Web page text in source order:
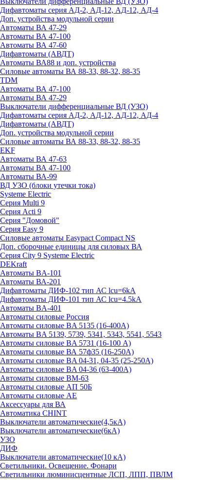
Дифавтоматы серия АД-2, АД-12, АД-12, АД-4
Доп. устройства модульной серии
Автоматы ВА 47-29
Автоматы ВА 47-100
Автоматы ВА 47-60
Дифавтоматы (АВДТ)
Автоматы ВА88 и доп. устройства
Силовые автоматы ВА 88-33, 88-32, 88-35
TDM
Автоматы ВА 47-100
Автоматы ВА 47-29
Выключатели дифференциальные ВД (УЗО)
Дифавтоматы серия АД-2, АД-12, АД-12, АД-4
Дифавтоматы (АВДТ)
Доп. устройства модульной серии
Силовые автоматы ВА 88-33, 88-32, 88-35
EKF
Автоматы ВА 47-63
Автоматы ВА 47-100
Автоматы ВА-99
ВД УЗО (блоки утечки тока)
Systeme Electric
Серия Multi 9
Серия Acti 9
Серия "Домовой"
Серия Easy 9
Силовые автоматы Easypact Compact NS
Доп. сборочные единицы для силовых ВА
Серия City 9 Systeme Electric
DEKraft
Автоматы BA-101
Автоматы ВА-201
Дифавтоматы ДИФ-102 тип АС lcu=6kA
Дифавтоматы ДИФ-101 тип АС lcu=4.5kA
Автоматы BA-401
Автоматы силовые Россия
Автоматы силовые BA 5135 (16-400А)
Автоматы BA 5139, 5739, 5341, 5343, 5541, 5543
Автоматы силовые BA 5731 (16-100 А)
Автоматы силовые ВА 57ф35 (16-250А)
Автоматы силовые BA 04-31, 04-35 (25-250А)
Автоматы силовые BA 04-36 (63-400А)
Автоматы силовые ВМ-63
Автоматы силовые АП 50Б
Автоматы силовые АЕ
Аксессуары для ВА
Автоматика CHINT
Выключатели автоматические(4,5кА)
Выключатели автоматические(6кА)
УЗО
ДИФ
Выключатели автоматические(10 кА)
Светильники. Освещение. Фонари
Светильники люминисцентные ЛСП, ЛПП, ПВЛМ